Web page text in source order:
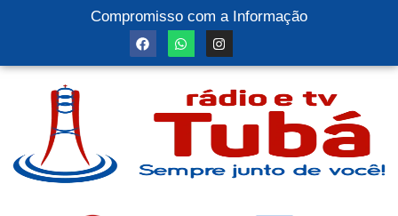
Compromisso com a Informação